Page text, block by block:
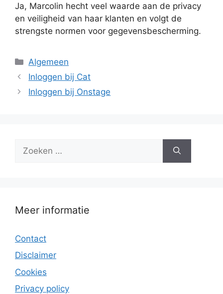
Ja, Marcolin hecht veel waarde aan de privacy
en veiligheid van haar klanten en volgt de
strengste normen voor gegevensbescherming.
Categorieën
Algemeen
Inloggen bij Cat
Inloggen bij Onstage
naar:
Meer informatie
Contact
Disclaimer
Cookies
Privacy policy